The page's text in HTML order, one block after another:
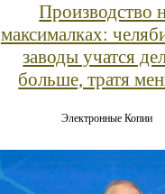
Производство
максималках:
заводы учатся
больше, тратя
Электронные Копии